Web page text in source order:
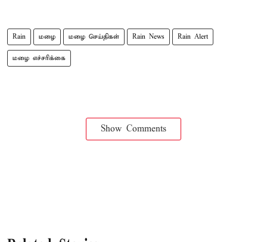
Rain மழை மழை செய்திகள் Rain News Rain Alert
மழை எச்சரிக்கை
Show Comments